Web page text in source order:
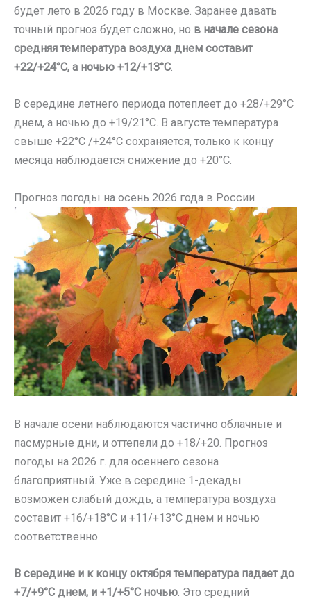
будет лето в 2026 году в Москве. Заранее давать
точный прогноз будет сложно, но в начале сезона
средняя температура воздуха днем составит
+22/+24°C, а ночью +12/+13°C.
В середине летнего периода потеплеет до +28/+29°C
днем, а ночью до +19/21°C. В августе температура
свыше +22°C /+24°C сохраняется, только к концу
месяца наблюдается снижение до +20°C.
Прогноз погоды на осень 2026 года в России
В начале осени наблюдаются частично облачные и
пасмурные дни, и оттепели до +18/+20. Прогноз
погоды на 2026 г. для осеннего сезона
благоприятный. Уже в середине 1-декады
возможен слабый дождь, а температура воздуха
составит +16/+18°C и +11/+13°C днем и ночью
соответственно.
В середине и к концу октября температура падает до
+7/+9°C днем, и +1/+5°C ночью. Это средний